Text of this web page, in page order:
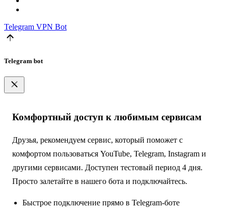
Telegram VPN Bot
Telegram bot
Комфортный доступ к любимым сервисам
Друзья, рекомендуем сервис, который поможет с
комфортом пользоваться YouTube, Telegram, Instagram и
другими сервисами. Доступен тестовый период 4 дня.
Просто залетайте в нашего бота и подключайтесь.
Быстрое подключение прямо в Telegram-боте